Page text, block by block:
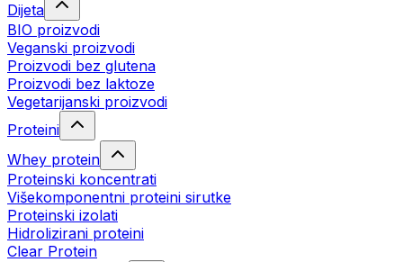
Dijeta
BIO proizvodi
Veganski proizvodi
Proizvodi bez glutena
Proizvodi bez laktoze
Vegetarijanski proizvodi
Proteini
Whey protein
Proteinski koncentrati
Višekomponentni proteini sirutke
Proteinski izolati
Hidrolizirani proteini
Clear Protein